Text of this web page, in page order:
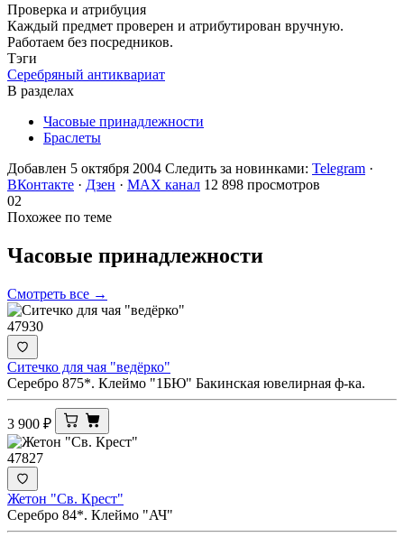
Проверка и атрибуция
Каждый предмет проверен и атрибутирован вручную.
Работаем без посредников.
Тэги
Серебряный антиквариат
В разделах
Часовые принадлежности
Браслеты
Добавлен 5 октября 2004 Следить за новинками: Telegram ·
ВКонтакте · Дзен · MAX канал 12 898 просмотров
02
Похожее по теме
Часовые принадлежности
Смотреть все →
47930
Ситечко для чая "ведёрко"
Серебро 875*. Клеймо "1БЮ" Бакинская ювелирная ф-ка.
3 900 ₽
47827
Жетон "Св. Крест"
Серебро 84*. Клеймо "АЧ"